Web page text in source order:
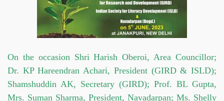
On the occasion Shri Harish Oberoi, Area Councillor;
Dr. KP Hareendran Achari, President (GIRD & ISLD);
Shamshuddin AK, Secretary (GIRD); Prof. BL Gupta,
Mrs. Suman Sharma, President, Navadarpan; Ms. Shelly